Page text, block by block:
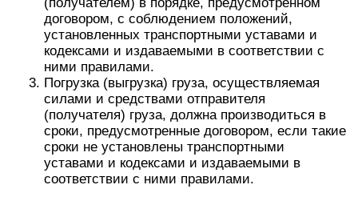
договором, с соблюдением положений,
установленных транспортными уставами и
кодексами и издаваемыми в соответствии с
ними правилами.
Погрузка (выгрузка) груза, осуществляемая
силами и средствами отправителя
(получателя) груза, должна производиться в
сроки, предусмотренные договором, если такие
сроки не установлены транспортными
уставами и кодексами и издаваемыми в
соответствии с ними правилами.